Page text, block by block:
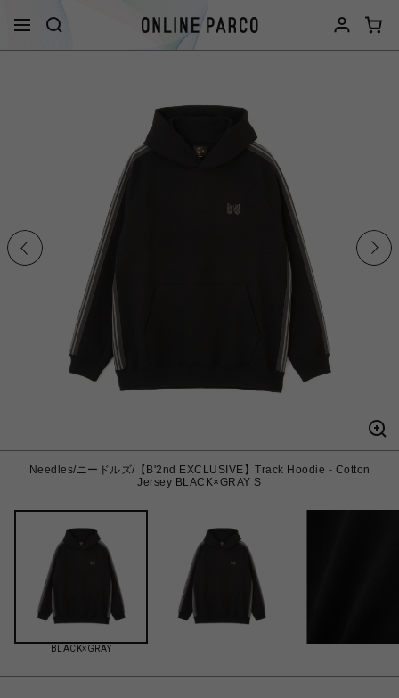
Needles/ニードルズ/【B'2nd EXCLUSIVE】Track Hoodie - Cotton
Jersey BLACK×GRAY S
BLACK×GRAY